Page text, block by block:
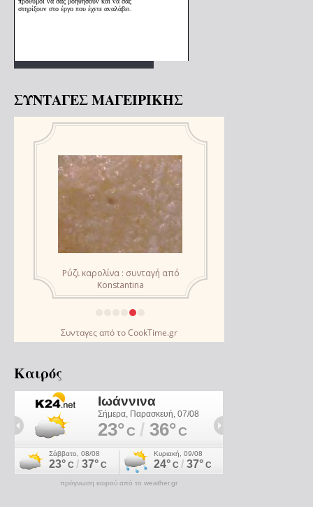
ΣΥΝΤΑΓΕΣ ΜΑΓΕΙΡΙΚΗΣ
Συνταγεςαπό τοCookTime.gr
Καιρός
πρόγνωση καιρού από το weather.gr